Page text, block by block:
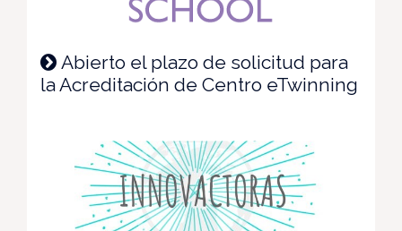
Abierto el plazo de solicitud para
la Acreditación de Centro eTwinning